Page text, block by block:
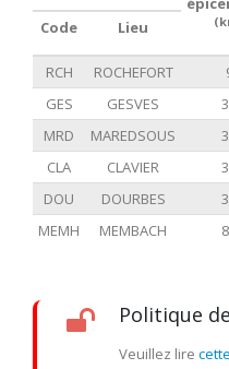
Code Lieu
RCH ROCHEFORT
GES
GESVES
MRD
MAREDSOUS
CLA
CLAVIER
DOU
DOURBES
MEMH
MEMBACH
Politique
Veuillez lire